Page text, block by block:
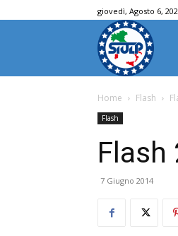
giovedì, Agosto 6,
Home Flash
Flash
Flash
7 Giugno 2014